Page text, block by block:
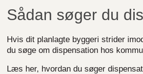
Sådan søger du
Hvis dit planlagte byggeri strider
du søge om dispensation hos
Læs her, hvordan du søger